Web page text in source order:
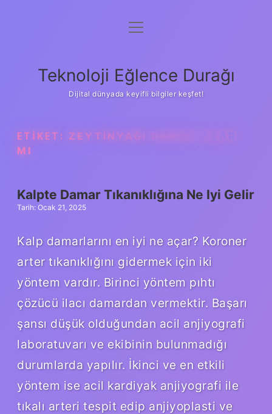
Anasayfa
Yasal Uyarı
menüyü
Teknoloji Eğlence Durağı
Dijital dünyada keyifli bilgiler keşfet!
ETIKET: ZEYTINYAĞI DAMAR AÇAR
MI
Kalpte Damar Tıkanıklığına Ne Iyi Gelir
Tarih: Ocak 21, 2025
Kalp damarlarını en iyi ne açar? Koroner
arter tıkanıklığını gidermek için iki
yöntem vardır. Birinci yöntem pıhtı
çözücü ilacı damardan vermektir. Başarı
şansı düşük olduğundan acil anjiyografi
laboratuvarı ve ekibinin bulunmadığı
durumlarda yapılır. İkinci ve en etkili
yöntem ise acil kardiyak anjiyografi ile
tıkalı arteri tespit edip anjiyoplasti ve